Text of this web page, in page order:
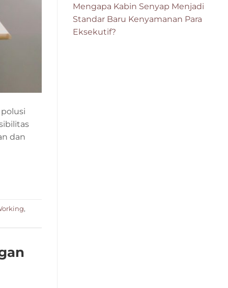
dan
,
Mengapa Kabin Senyap Menjadi
Standar Baru Kenyamanan Para
Eksekutif?